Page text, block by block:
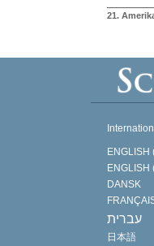
21.
ENGLISH
ENGLISH
DANSK
עברית
日本語